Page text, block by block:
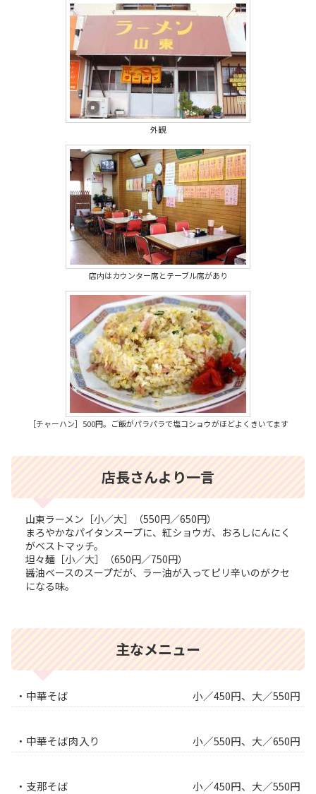
外観
店内はカウンター席とテーブル席があり
［チャーハン］500円。ご飯がパラパラで塩コショウがほどよくきいてます
店長さんより一言
山東ラーメン［小／大］（550円／650円）
まろやかなパイタンスープに、紅ショウガ、おろしにんにく
がベストマッチ。
坦々麺［小／大］（650円／750円）
醤油ベースのスープだが、ラー油が入ってピリ辛いのがクセ
になる味。
主なメニュー
・中華そば 小／450円、大／550円
・中華そば肉入り 小／550円、大／650円
・支那そば 小／450円、大／550円